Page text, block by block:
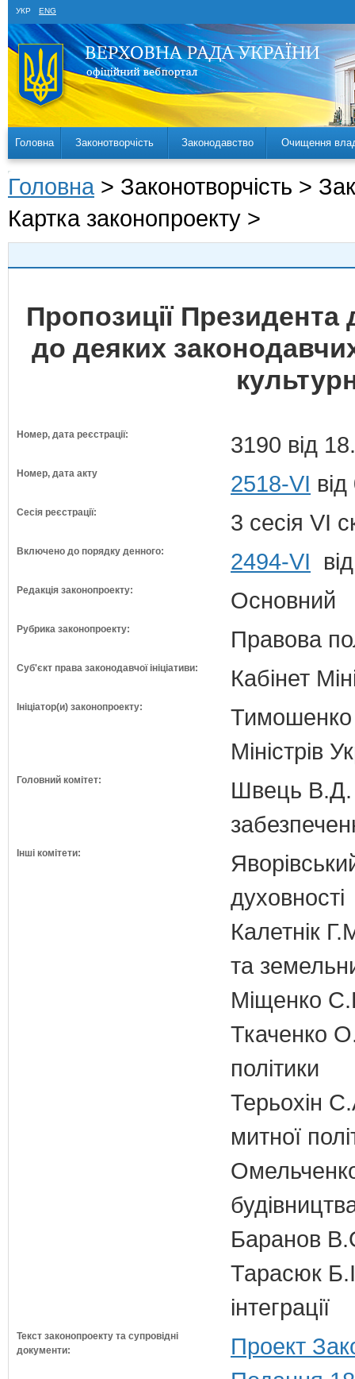
УКР ENG
Головна Законотворчість Законодавство Очищення
Головна > Законотворчість >
Картка законопроекту >
Пропозиції
до деяких
Номер, дата реєстрації: 3190 від
Номер, дата акту 2518-VI
Сесія реєстрації: 3 сесія VI
Включено до порядку денного: 2494-VI
Редакція законопроекту: Основний
Рубрика законопроекту: Правова
Суб'єкт права законодавчої ініціативи: Кабінет
Ініціатор(и) законопроекту:
Тимошенко
Міністрів
Головний комітет:
Швець В.Д.
Інші комітети:
духовності
Калетнік
та
Міщенко
Ткаченко
політики
Терьохін
митної
Баранов
Тарасюк
інтеграції
Текст законопроекту та супровідні
документи:
Проект